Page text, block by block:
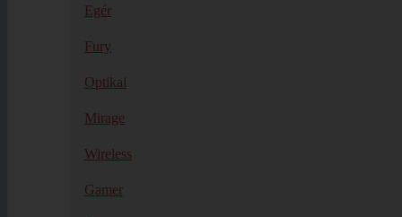
Egér
Fury
Optikai
Mirage
Wireless
Gamer